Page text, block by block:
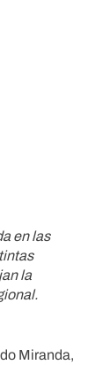
en las
la
Miranda,